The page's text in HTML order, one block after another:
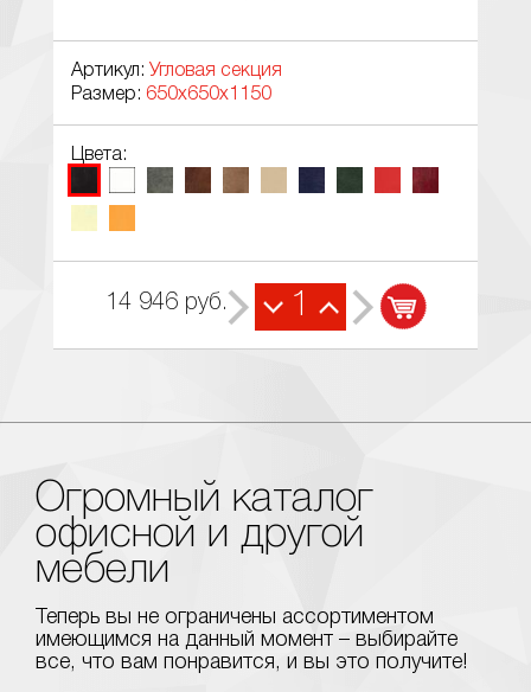
Артикул: Угловая секция
Размер: 650х650х1150
Цвета:
14 946 руб. 1
Огромный каталог
офисной и другой
мебели
Теперь вы не ограничены ассортиментом
имеющимся на данный момент – выбирайте
все, что вам понравится, и вы это получите!